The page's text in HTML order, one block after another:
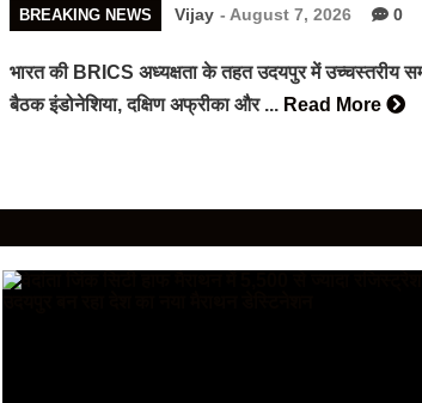
BREAKING NEWS Vijay - August 7, 2026 0
भारत की BRICS अध्यक्षता के तहत उदयपुर में उच्चस्तरीय
बैठक इंडोनेशिया, दक्षिण अफ्रीका और ... Read More